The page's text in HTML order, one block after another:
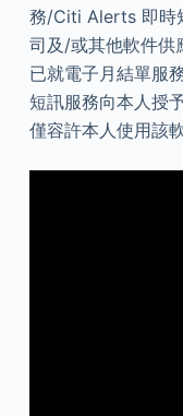
務/Citi Alerts 即時
司及/或其他軟件供
已就電子月結單服
短訊服務向本人授
僅容許本人使用該